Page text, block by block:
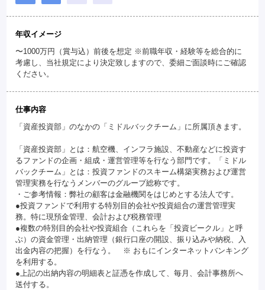
年収イメージ
〜1000万円（賞与込）前後を想定 ※前職年収・経験等を総合的に
考慮し、当社規定により決定致しますので、委細ご面談時にご確認
ください。
仕事内容
「資産投資部」のなかの「ミドルバックチーム」に所属頂きます。
「資産投資部」とは：航空機、インフラ施設、不動産などに投資す
るファンドの企画・組成・運営管理等を行なう部門です。「ミドル
バックチーム」とは：投資ファンドのスキーム構築実務および運営
管理実務を行なうメンバーのグループ総称です。
・ご参考情報：弊社の顧客は金融機関をはじめとする法人です。
●投資ファンドで利用する特別目的会社や投資組合の運営管理実
務。特に現預金管理、会計および税務管理
●複数の特別目的会社や投資組合（これらを「投資ビークル」と呼
ぶ）の資金管理・出納管理（銀行口座の開設、振り込みや納税、入
出金内容の把握）を行なう。 ※ おもにインターネットバンキング
を利用する。
●上記の出納内容の明細表と証憑を作成して、毎月、会計事務所へ
送付する。